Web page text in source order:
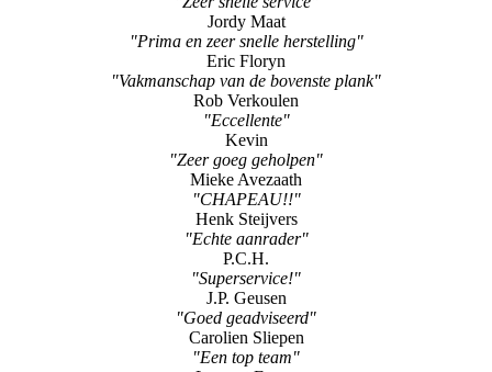
Jordy Maat
"Prima en zeer snelle herstelling"
Eric Floryn
"Vakmanschap van de bovenste plank"
Rob Verkoulen
"Eccellente"
Kevin
"Zeer goeg geholpen"
Mieke Avezaath
"CHAPEAU!!"
Henk Steijvers
"Echte aanrader"
P.C.H.
"Superservice!"
J.P. Geusen
"Goed geadviseerd"
Carolien Sliepen
"Een top team"